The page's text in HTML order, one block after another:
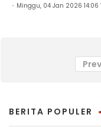
Minggu, 04 Jan 2026 14:06
BERITA POPULER